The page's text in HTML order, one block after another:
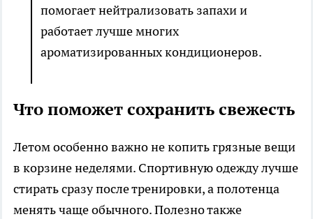
помогает нейтрализовать запахи и
работает лучше многих
ароматизированных кондиционеров.
Что поможет сохранить свежесть
Летом особенно важно не копить грязные вещи
в корзине неделями. Спортивную одежду лучше
стирать сразу после тренировки, а полотенца
менять чаще обычного. Полезно также